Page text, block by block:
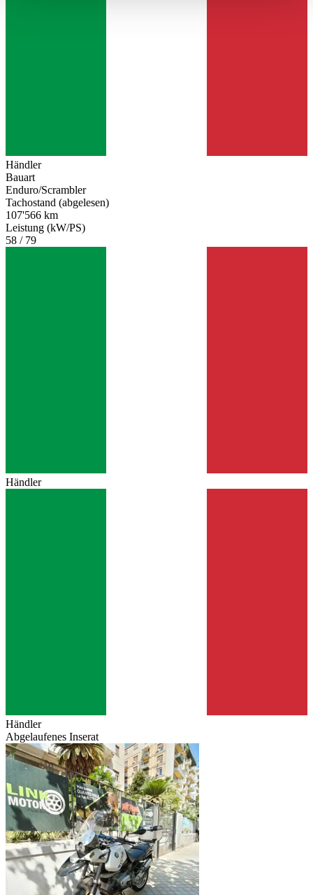
Händler
Bauart
Enduro/Scrambler
Tachostand (abgelesen)
107'566 km
Leistung (kW/PS)
58 / 79
Händler
Händler
Abgelaufenes Inserat